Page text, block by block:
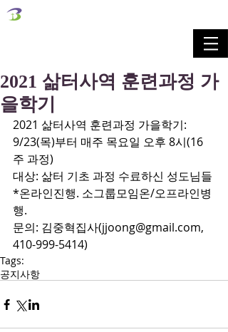
2021 삶터사역 훈련과정 가
을학기
2021 삶터사역 훈련과정 가을학기:
9/23(목)부터 매주 목요일 오후 8시(16
주 과정)
대상: 삶터 기초 과정 수료하신 성도님들
*온라인진행. 소그룹모임온/오프라인병
행.
문의: 김중혁집사(jjoong@gmail.com,
410-999-5414)
Tags:
공지사항